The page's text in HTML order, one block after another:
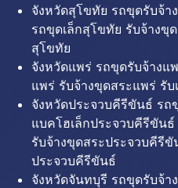
จังหวัดสุโขทัย รถขุดรับจ้า
รถขุดเล็กสุโขทัย รับจ้างขุ
สุโขทัย
จังหวัดแพร่ รถขุดรับจ้างแ
แพร่ รับจ้างขุดสระแพร่ รั
จังหวัดประจวบคีรีขันธ์ รถ
แบคโฮเล็กประจวบคีรีขัน
รับจ้างขุดสระประจวบคีรี
ประจวบคีรีขันธ์
จังหวัดจันทบุรี รถขุดรับจ้า